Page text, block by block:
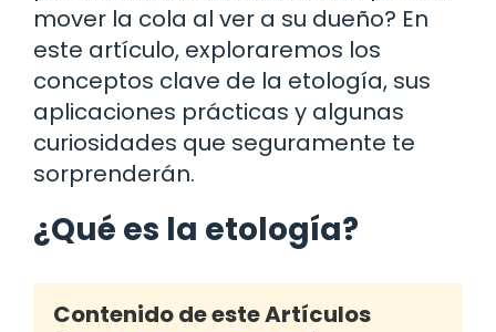
mover la cola al ver a su dueño? En
este artículo, exploraremos los
conceptos clave de la etología, sus
aplicaciones prácticas y algunas
curiosidades que seguramente te
sorprenderán.
¿Qué es la etología?
Contenido de este Artículos